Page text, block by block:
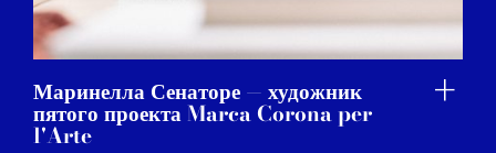
Маринелла Сенаторе — художник
пятого проекта Marca Corona per
l'Arte